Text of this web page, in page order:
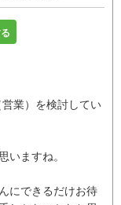
業）を検討してい
いますね。
にできるだけお待